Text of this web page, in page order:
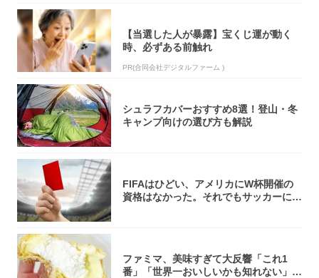
【当選した人が暴露】宝くじ運が動く
時、必ずある前触れ
PR(合同会社デジタルファーム )
シュラフカバーおすすめ8選！登山・冬
キャンプ向けの選び方も解説
FIFAはひどい、アメリカにW杯開催の
資格はなかった。それでもサッカーには
ファミマ、美味すぎて大反響「これ1
番」「世界一おいしいかも知れない」